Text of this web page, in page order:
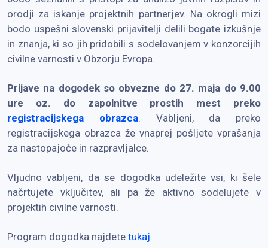
orodji za iskanje projektnih partnerjev. Na okrogli mizi
bodo uspešni slovenski prijavitelji delili bogate izkušnje
in znanja, ki so jih pridobili s sodelovanjem v konzorcijih
civilne varnosti v Obzorju Evropa.
Prijave na dogodek so obvezne do 27. maja do 9.00
ure oz. do zapolnitve prostih mest preko
registracijskega obrazca. Vabljeni, da preko
registracijskega obrazca že vnaprej pošljete vprašanja
za nastopajoče in razpravljalce.
Vljudno vabljeni, da se dogodka udeležite vsi, ki šele
načrtujete vključitev, ali pa že aktivno sodelujete v
projektih civilne varnosti.
Program dogodka najdete tukaj